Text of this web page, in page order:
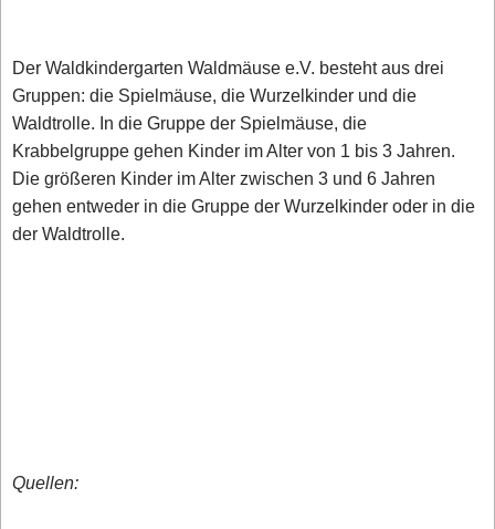
Der Waldkindergarten Waldmäuse e.V. besteht aus drei
Gruppen: die Spielmäuse, die Wurzelkinder und die
Waldtrolle. In die Gruppe der Spielmäuse, die
Krabbelgruppe gehen Kinder im Alter von 1 bis 3 Jahren.
Die größeren Kinder im Alter zwischen 3 und 6 Jahren
gehen entweder in die Gruppe der Wurzelkinder oder in die
der Waldtrolle.
Quellen: